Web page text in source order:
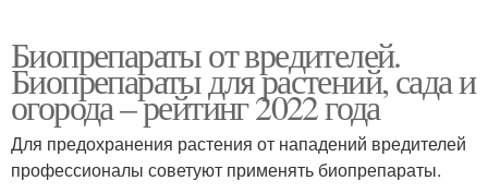
Биопрепараты от вредителей.
Биопрепараты для растений, сада и
огорода – рейтинг 2022 года
Для предохранения растения от нападений вредителей
профессионалы советуют применять биопрепараты.